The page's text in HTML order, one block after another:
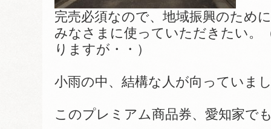
完売必須なので、地域振興のため
みなさまに使っていただきたい。
りますが・・）
小雨の中、結構な人が向っていま
このプレミアム商品券、愛知家で